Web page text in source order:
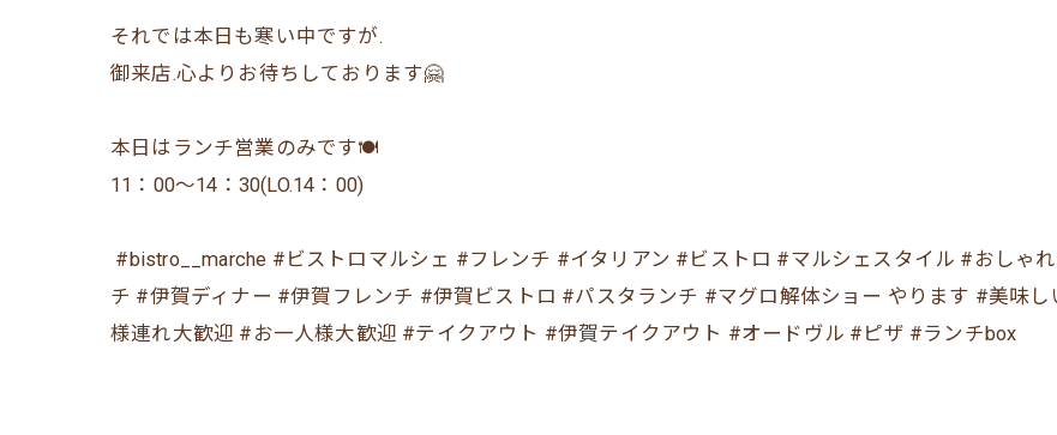
それでは本日も寒い中ですが.
御来店.心よりお待ちしております🤗
本日はランチ営業のみです🍽
11：00〜14：30(LO.14：00)
#bistro__marche #ビストロマルシェ #フレンチ #イタリアン #ビストロ #マルシェスタイル #おしゃ
チ #伊賀ディナー #伊賀フレンチ #伊賀ビストロ #パスタランチ #マグロ解体ショー やります #美味
様連れ大歓迎 #お一人様大歓迎 #テイクアウト #伊賀テイクアウト #オードヴル #ピザ #ランチbox